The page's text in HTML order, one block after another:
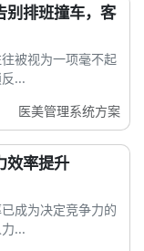
别排班撞车，客
被视为一项毫不起
...
医美管理系统方案
效率提升
成为决定竞争力的
...